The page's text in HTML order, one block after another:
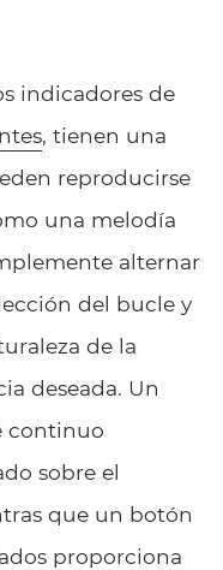
indicadores de
, tienen una
reproducirse
una melodía
alternar
del bucle y
de la
deseada. Un
continuo
sobre el
que un botón
proporciona